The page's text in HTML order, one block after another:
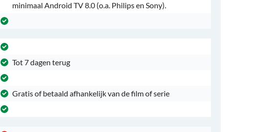
minimaal Android TV 8.0 (o.a. Philips en Sony).
Tot 7 dagen terug
Gratis of betaald afhankelijk van de film of serie